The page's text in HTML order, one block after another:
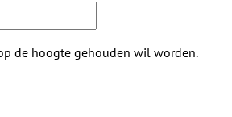
de hoogte gehouden wil worden.